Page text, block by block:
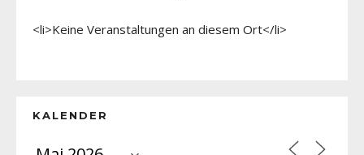
<li>Keine Veranstaltungen an diesem Ort</li>
KALENDER